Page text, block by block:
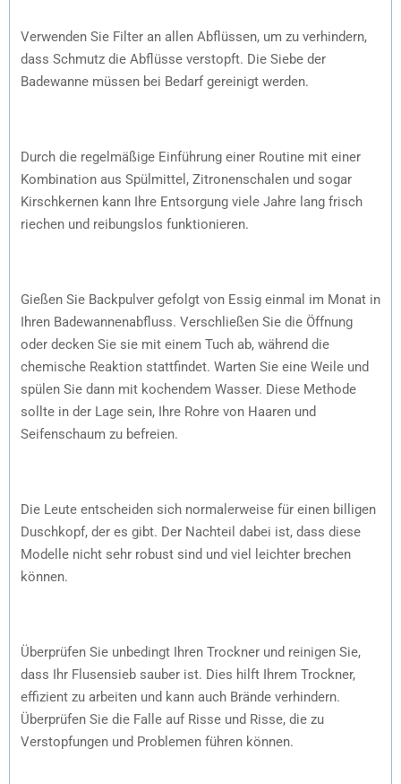
Verwenden Sie Filter an allen Abflüssen, um zu verhindern,
dass Schmutz die Abflüsse verstopft. Die Siebe der
Badewanne müssen bei Bedarf gereinigt werden.
Durch die regelmäßige Einführung einer Routine mit einer
Kombination aus Spülmittel, Zitronenschalen und sogar
Kirschkernen kann Ihre Entsorgung viele Jahre lang frisch
riechen und reibungslos funktionieren.
Gießen Sie Backpulver gefolgt von Essig einmal im Monat in
Ihren Badewannenabfluss. Verschließen Sie die Öffnung
oder decken Sie sie mit einem Tuch ab, während die
chemische Reaktion stattfindet. Warten Sie eine Weile und
spülen Sie dann mit kochendem Wasser. Diese Methode
sollte in der Lage sein, Ihre Rohre von Haaren und
Seifenschaum zu befreien.
Die Leute entscheiden sich normalerweise für einen billigen
Duschkopf, der es gibt. Der Nachteil dabei ist, dass diese
Modelle nicht sehr robust sind und viel leichter brechen
können.
Überprüfen Sie unbedingt Ihren Trockner und reinigen Sie,
dass Ihr Flusensieb sauber ist. Dies hilft Ihrem Trockner,
effizient zu arbeiten und kann auch Brände verhindern.
Überprüfen Sie die Falle auf Risse und Risse, die zu
Verstopfungen und Problemen führen können.